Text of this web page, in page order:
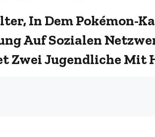
In Dem Pokémon-
Auf Sozialen
Zwei Jugendliche Mit